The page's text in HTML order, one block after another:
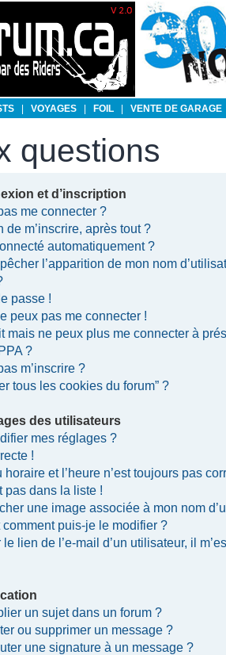
VOYAGES FOIL VENTE DE GARAGE
questions
et d’inscription
me connecter ?
m’inscrire, après tout ?
automatiquement ?
l’apparition de mon nom
passe !
peux pas me connecter !
mais ne peux plus me connecter à
?
m’inscrire ?
tous les cookies du forum” ?
des utilisateurs
mes réglages ?
!
et l’heure n’est toujours pas
pas dans la liste !
une image associée à mon nom
puis-je le modifier ?
lien de l’e-mail d’un utilisateur, il
un sujet dans un forum ?
ou supprimer un message ?
une signature à un message ?